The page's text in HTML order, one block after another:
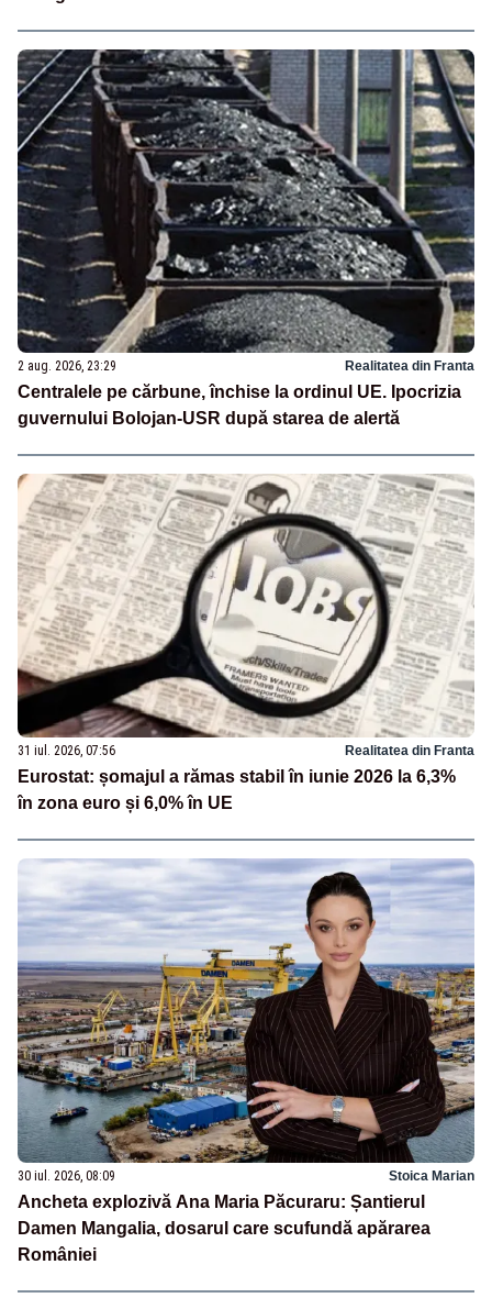
2 aug. 2026, 23:29 Realitatea din Franta
Centralele pe cărbune, închise la ordinul UE. Ipocrizia
guvernului Bolojan-USR după starea de alertă
31 iul. 2026, 07:56 Realitatea din Franta
Eurostat: șomajul a rămas stabil în iunie 2026 la 6,3%
în zona euro și 6,0% în UE
30 iul. 2026, 08:09 Stoica Marian
Ancheta explozivă Ana Maria Păcuraru: Șantierul
Damen Mangalia, dosarul care scufundă apărarea
României